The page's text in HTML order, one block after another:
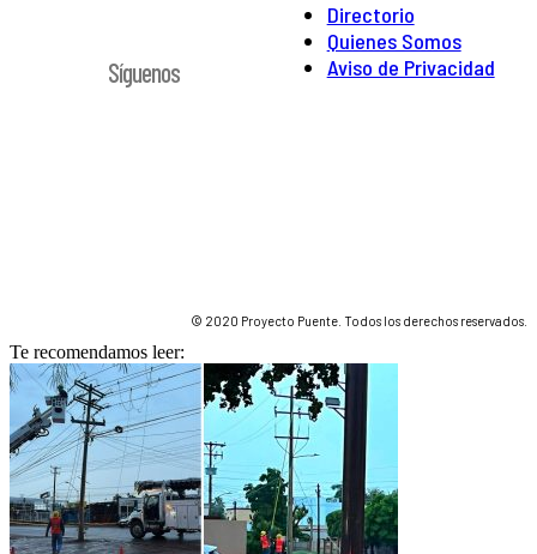
Directorio
Quienes Somos
Aviso de Privacidad
Síguenos
© 2020 Proyecto Puente. Todos los derechos reservados.
Te recomendamos leer: